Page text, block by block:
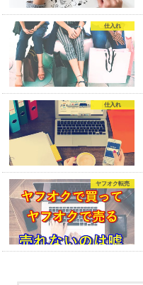
仕入れ
仕入れ
ヤフオク転売